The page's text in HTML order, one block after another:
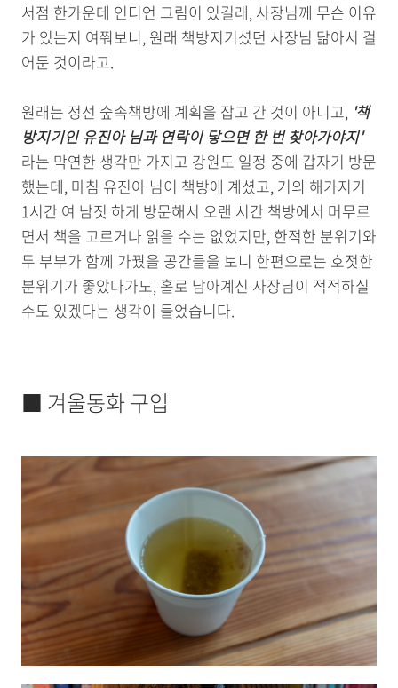
서점 한가운데 인디언 그림이 있길래, 사장님께 무슨 이유
가 있는지 여쭤보니, 원래 책방지기셨던 사장님 닮아서 걸
어둔 것이라고.
원래는 정선 숲속책방에 계획을 잡고 간 것이 아니고, '책
방지기인 유진아 님과 연락이 닿으면 한 번 찾아가야지'
라는 막연한 생각만 가지고 강원도 일정 중에 갑자기 방문
했는데, 마침 유진아 님이 책방에 계셨고, 거의 해가지기
1시간 여 남짓 하게 방문해서 오랜 시간 책방에서 머무르
면서 책을 고르거나 읽을 수는 없었지만, 한적한 분위기와
두 부부가 함께 가꿨을 공간들을 보니 한편으로는 호젓한
분위기가 좋았다가도, 홀로 남아계신 사장님이 적적하실
수도 있겠다는 생각이 들었습니다.
■ 겨울동화 구입